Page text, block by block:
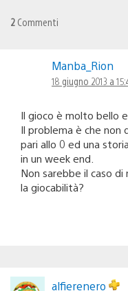
2 Commenti
Manba_Rion
18 giugno 2013 a
Il gioco è molto bello
Il problema è che non
pari allo 0 ed una
in un week end.
Non sarebbe il caso
la giocabilità?
alfierenero